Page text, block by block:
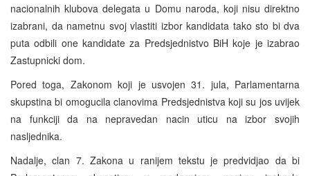
nacionalnih klubova delegata u Domu naroda, koji nisu direktno
izabrani, da nametnu svoj vlastiti izbor kandidata tako sto bi dva
puta odbili one kandidate za Predsjednistvo BiH koje je izabrao
Zastupnicki dom.
Pored toga, Zakonom koji je usvojen 31. jula, Parlamentarna
skupstina bi omogucila clanovima Predsjednistva koji su jos uvijek
na funkciji da na nepravedan nacin uticu na izbor svojih
nasljednika.
Nadalje, clan 7. Zakona u ranijem tekstu je predvidjao da bi